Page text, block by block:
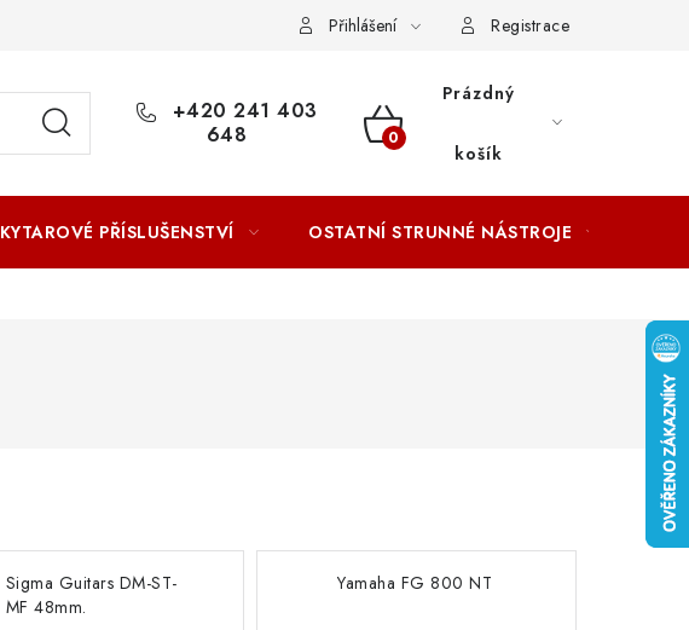
ZÁSADY ZPRACOVÁNÍ OSOBNÍCH ÚDAJŮ
Přihlášení Registrace
+420 241 403
648
NÁKUPNÍ
Prázdný
košík
KYTAROVÉ PŘÍSLUŠENSTVÍ OSTATNÍ STRUNNÉ NÁSTROJE
Sigma Guitars DM-ST-
MF 48mm.
Yamaha FG 800 NT